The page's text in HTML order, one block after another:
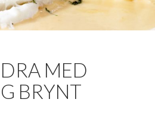
MED
BRYNT